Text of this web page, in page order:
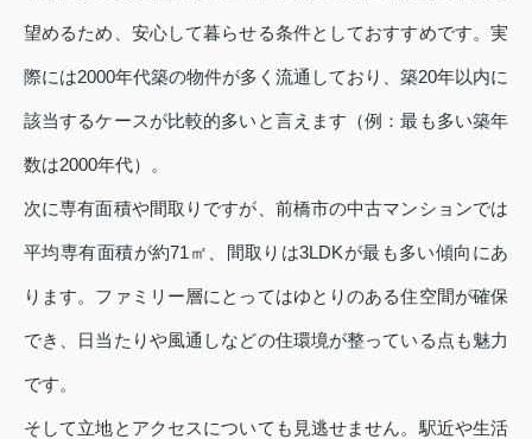
望めるため、安心して暮らせる条件としておすすめです。実
際には2000年代築の物件が多く流通しており、築20年以内に
該当するケースが比較的多いと言えます（例：最も多い築年
数は2000年代）。
次に専有面積や間取りですが、前橋市の中古マンションでは
平均専有面積が約71㎡、間取りは3LDKが最も多い傾向にあ
ります。ファミリー層にとってはゆとりのある住空間が確保
でき、日当たりや風通しなどの住環境が整っている点も魅力
です。
そして立地とアクセスについても見逃せません。駅近や生活